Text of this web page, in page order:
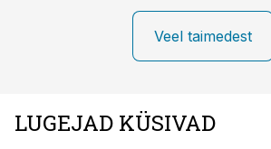
Veel taimedest
LUGEJAD KÜSIVAD